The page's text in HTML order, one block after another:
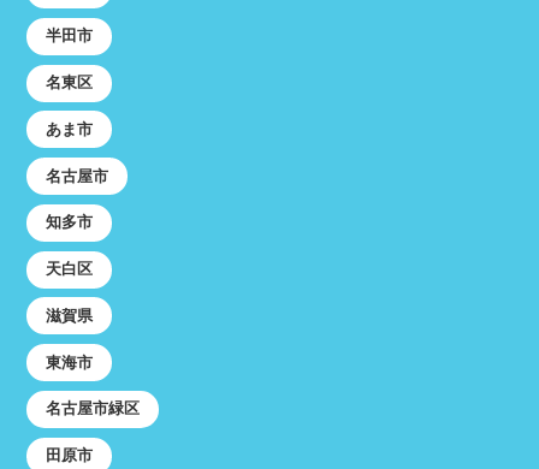
半田市
名東区
あま市
名古屋市
知多市
天白区
滋賀県
東海市
名古屋市緑区
田原市